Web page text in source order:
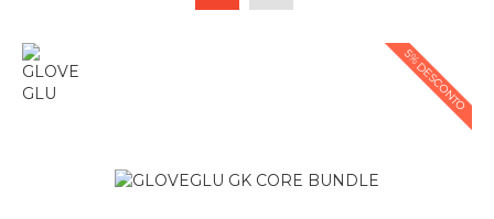
5% DESCONTO